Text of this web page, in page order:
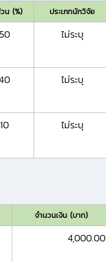
น (%) ประเภทนักวิจัย
50 ไม่ระบุ
ไม่ระบุ
10 ไม่ระบุ
จำนวนเงิน (บาท)
4,000.00